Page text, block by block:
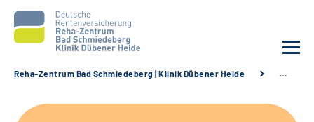
Reha-Zentrum Bad Schmiedeberg | Klinik Dübener Heide …